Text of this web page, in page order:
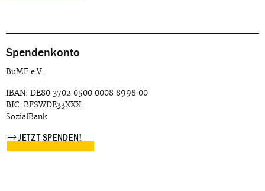
Spendenkonto
BuMF e.V.
IBAN: DE80 3702 0500 0008 8998 00
BIC: BFSWDE33XXX
SozialBank
JETZT SPENDEN!